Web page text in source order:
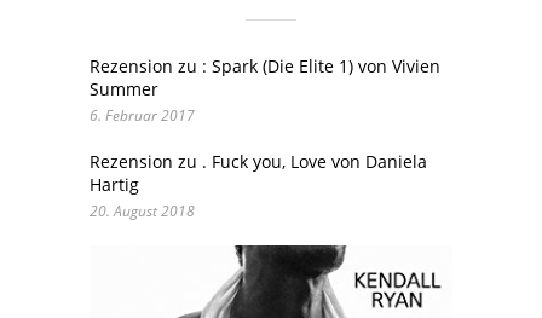
Rezension zu : Spark (Die Elite 1) von Vivien
Summer
6. Februar 2017
Rezension zu . Fuck you, Love von Daniela
Hartig
20. August 2018